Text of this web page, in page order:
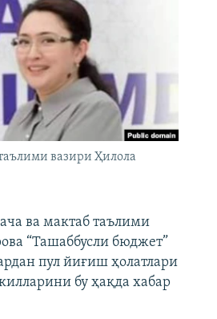
вазири Ҳилола
ва мактаб таълими
“Ташаббусли бюджет”
пул йиғиш ҳолатлари
бу ҳақда хабар